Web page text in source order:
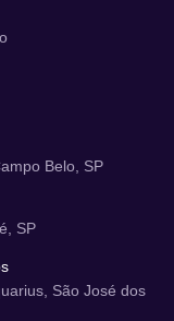
Belo, SP
SP
São José dos